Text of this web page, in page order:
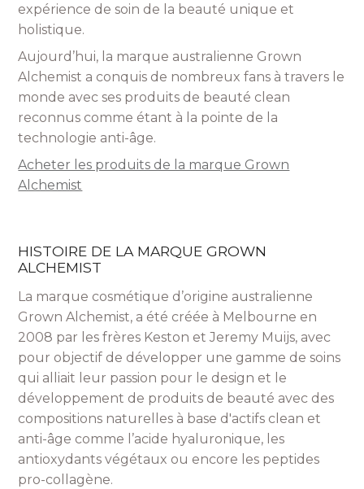
expérience de soin de la beauté unique et
holistique.
Aujourd’hui, la marque australienne Grown
Alchemist a conquis de nombreux fans à travers le
monde avec ses produits de beauté clean
reconnus comme étant à la pointe de la
technologie anti-âge.
Acheter les produits de la marque Grown
Alchemist
HISTOIRE DE LA MARQUE GROWN
ALCHEMIST
La marque cosmétique d’origine australienne
Grown Alchemist, a été créée à Melbourne en
2008 par les frères Keston et Jeremy Muijs, avec
pour objectif de développer une gamme de soins
qui alliait leur passion pour le design et le
développement de produits de beauté avec des
compositions naturelles à base d'actifs clean et
anti-âge comme l’acide hyaluronique, les
antioxydants végétaux ou encore les peptides
pro-collagène.